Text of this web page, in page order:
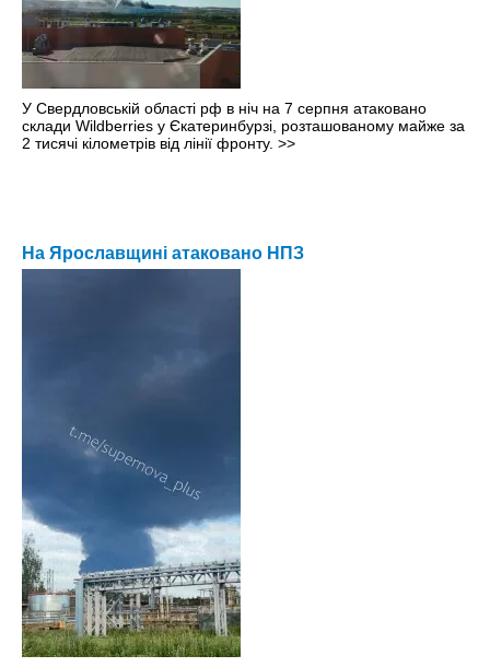
У Свердловській області рф в ніч на 7 серпня атаковано
склади Wildberries у Єкатеринбурзі, розташованому майже за
2 тисячі кілометрів від лінії фронту. >>
На Ярославщині атаковано НПЗ